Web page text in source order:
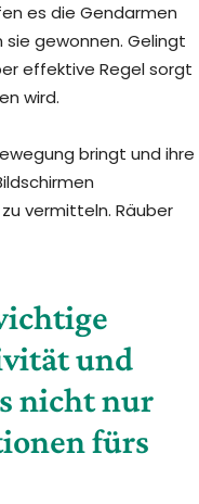
es die Gendarmen
sie gewonnen. Gelingt
effektive Regel sorgt
wird.
bringt und ihre
vermitteln. Räuber
und
nicht nur
fürs